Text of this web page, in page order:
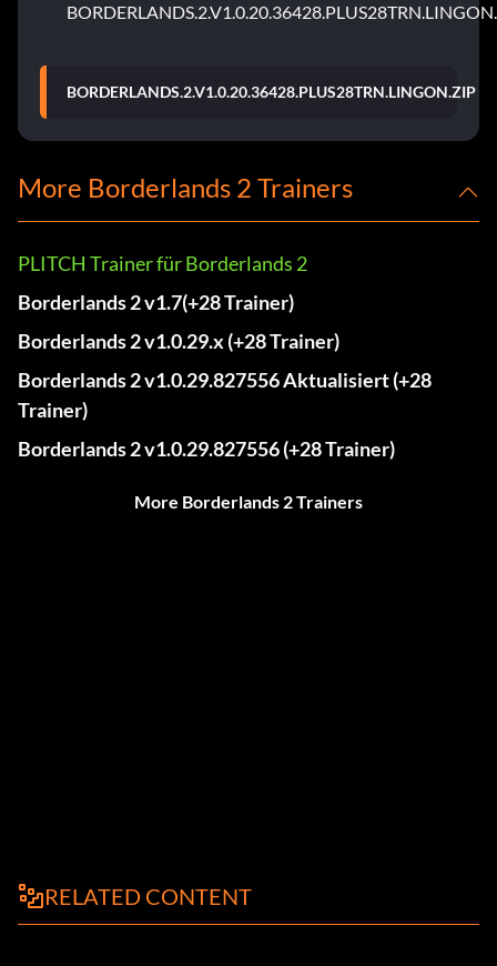
BORDERLANDS.2.V1.0.20.36428.PLUS28TRN.LINGON.ZIP
More Borderlands 2 Trainers
PLITCH Trainer für Borderlands 2
Borderlands 2 v1.7(+28 Trainer)
Borderlands 2 v1.0.29.x (+28 Trainer)
Borderlands 2 v1.0.29.827556 Aktualisiert (+28
Trainer)
Borderlands 2 v1.0.29.827556 (+28 Trainer)
More Borderlands 2 Trainers
RELATED CONTENT